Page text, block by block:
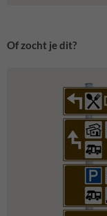
Of zocht je dit?